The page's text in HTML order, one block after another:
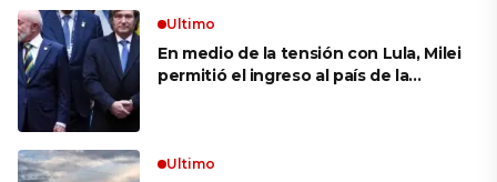
Ultimo
En medio de la tensión con Lula, Milei
permitió el ingreso al país de la
Ultimo